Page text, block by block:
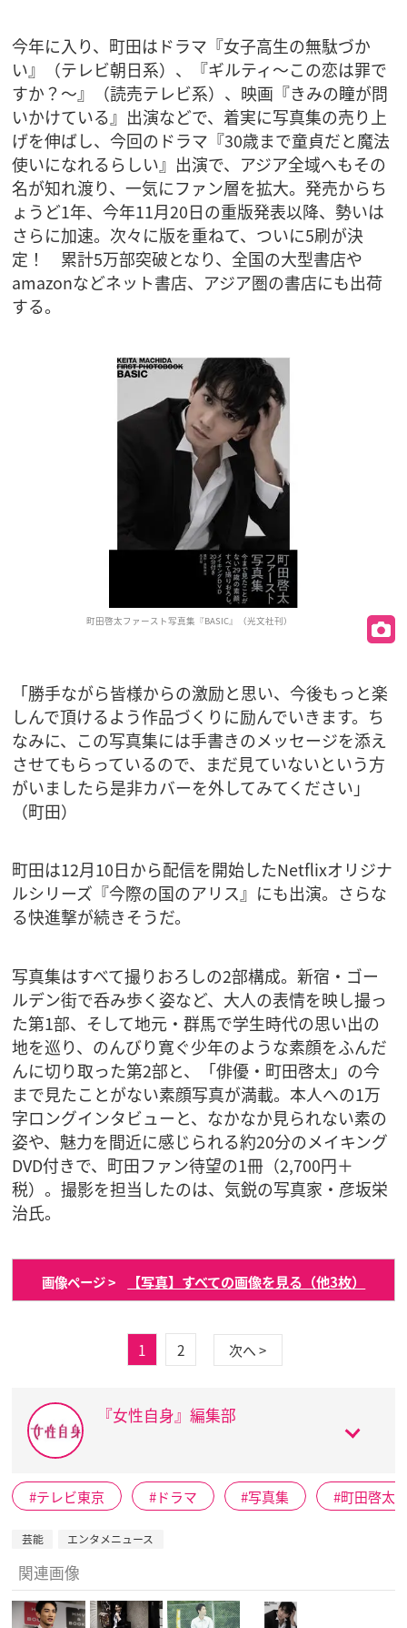
今年に入り、町田はドラマ『女子高生の無駄づか
い』（テレビ朝日系）、『ギルティ〜この恋は罪で
すか？〜』（読売テレビ系）、映画『きみの瞳が問
いかけている』出演などで、着実に写真集の売り上
げを伸ばし、今回のドラマ『30歳まで童貞だと魔法
使いになれるらしい』出演で、アジア全域へもその
名が知れ渡り、一気にファン層を拡大。発売からち
ょうど1年、今年11月20日の重版発表以降、勢いは
さらに加速。次々に版を重ねて、ついに5刷が決
定！ 累計5万部突破となり、全国の大型書店や
amazonなどネット書店、アジア圏の書店にも出荷
する。
町田啓太ファースト写真集『BASIC』（光文社刊）
「勝手ながら皆様からの激励と思い、今後もっと楽
しんで頂けるよう作品づくりに励んでいきます。ち
なみに、この写真集には手書きのメッセージを添え
させてもらっているので、まだ見ていないという方
がいましたら是非カバーを外してみてください」
（町田）
町田は12月10日から配信を開始したNetflixオリジナ
ルシリーズ『今際の国のアリス』にも出演。さらな
る快進撃が続きそうだ。
写真集はすべて撮りおろしの2部構成。新宿・ゴー
ルデン街で呑み歩く姿など、大人の表情を映し撮っ
た第1部、そして地元・群馬で学生時代の思い出の
地を巡り、のんびり寛ぐ少年のような素顔をふんだ
んに切り取った第2部と、「俳優・町田啓太」の今
まで見たことがない素顔写真が満載。本人への1万
字ロングインタビューと、なかなか見られない素の
姿や、魅力を間近に感じられる約20分のメイキング
DVD付きで、町田ファン待望の1冊（2,700円＋
税）。撮影を担当したのは、気鋭の写真家・彦坂栄
治氏。
画像ページ > 【写真】すべての画像を見る（他3枚）
1 2 次へ >
『女性自身』編集部
テレビ東京 ドラマ 写真集 町田啓太
芸能 エンタメニュース
関連画像